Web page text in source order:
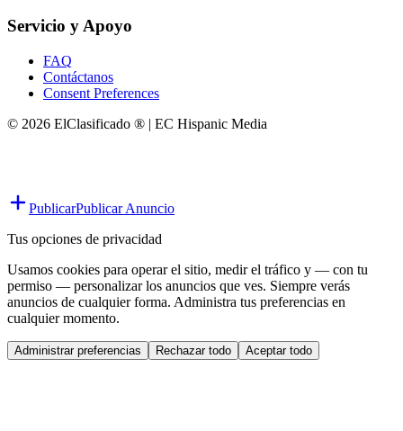
Servicio y Apoyo
FAQ
Contáctanos
Consent Preferences
© 2026 ElClasificado ® | EC Hispanic Media
PublicarPublicar Anuncio
Tus opciones de privacidad
Usamos cookies para operar el sitio, medir el tráfico y — con tu
permiso — personalizar los anuncios que ves. Siempre verás
anuncios de cualquier forma. Administra tus preferencias en
cualquier momento.
Administrar preferencias Rechazar todo Aceptar todo